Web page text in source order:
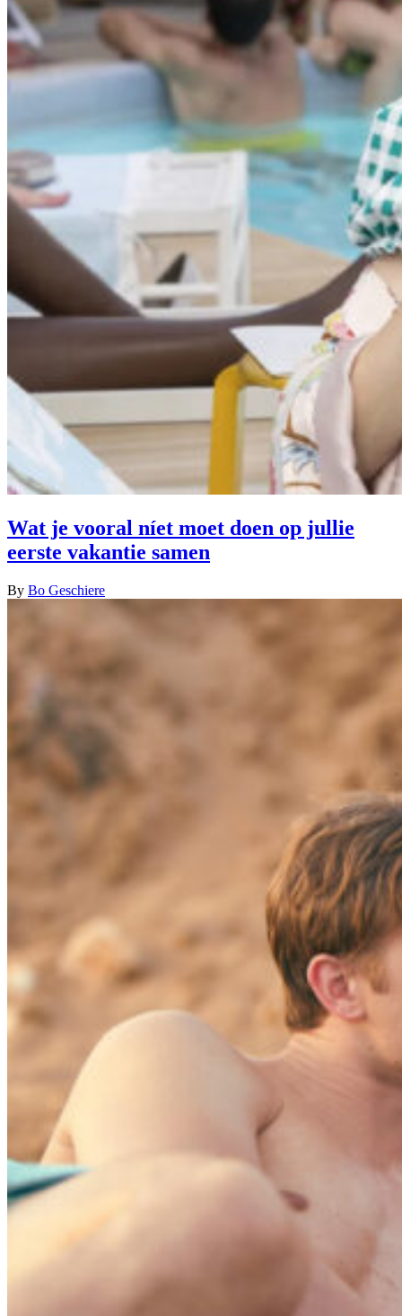
Wat je vooral níet moet doen op jullie
eerste vakantie samen
By Bo Geschiere